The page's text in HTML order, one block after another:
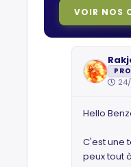
VOIR NOS
Hello
C'est une
peux tout